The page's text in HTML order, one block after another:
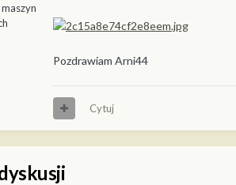
Pozdrawiam Arni44
Cytuj